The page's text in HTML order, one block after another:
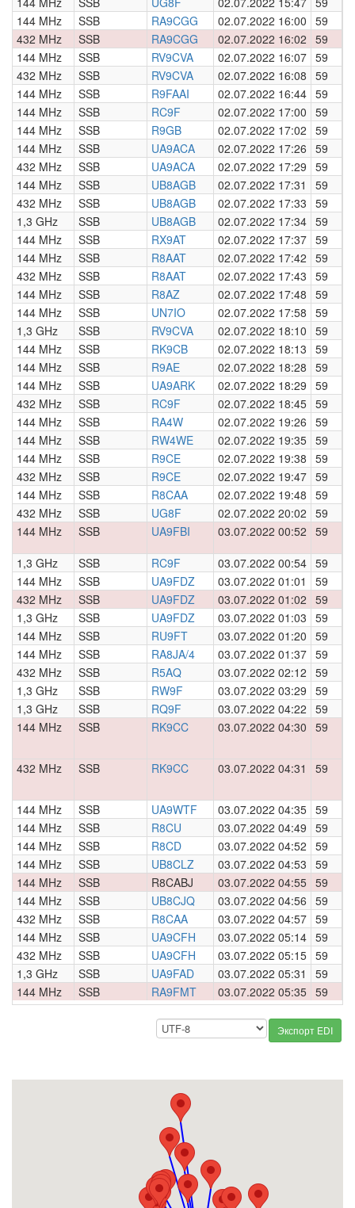
144 MHz
SSB RA9CGG 02.07.2022 16:00 59
432 MHz
SSB RA9CGG 02.07.2022 16:02 59
144 MHz
SSB RV9CVA 02.07.2022 16:07 59
432 MHz
SSB RV9CVA 02.07.2022 16:08 59
144 MHz
SSB R9FAAI 02.07.2022 16:44 59
144 MHz
SSB RC9F 02.07.2022 17:00 59
144 MHz
SSB R9GB 02.07.2022 17:02 59
144 MHz
SSB UA9ACA 02.07.2022 17:26 59
432 MHz
SSB UA9ACA 02.07.2022 17:29 59
144 MHz
SSB UB8AGB 02.07.2022 17:31 59
432 MHz
SSB UB8AGB 02.07.2022 17:33 59
1,3 GHz
SSB UB8AGB 02.07.2022 17:34 59
144 MHz
SSB RX9AT 02.07.2022 17:37 59
144 MHz
SSB R8AAT 02.07.2022 17:42 59
432 MHz
SSB R8AAT 02.07.2022 17:43 59
144 MHz
SSB R8AZ 02.07.2022 17:48 59
144 MHz
SSB UN7IO 02.07.2022 17:58 59
1,3 GHz
SSB RV9CVA 02.07.2022 18:10 59
144 MHz
SSB RK9CB 02.07.2022 18:13 59
144 MHz
SSB R9AE 02.07.2022 18:28 59
144 MHz
SSB UA9ARK 02.07.2022 18:29 59
432 MHz
SSB RC9F 02.07.2022 18:45 59
144 MHz
SSB RA4W 02.07.2022 19:26 59
144 MHz
SSB RW4WE 02.07.2022 19:35 59
144 MHz
SSB R9CE 02.07.2022 19:38 59
432 MHz
SSB R9CE 02.07.2022 19:47 59
144 MHz
SSB R8CAA 02.07.2022 19:48 59
432 MHz
SSB UG8F 02.07.2022 20:02 59
144 MHz
SSB UA9FBI 03.07.2022 00:52 59
1,3 GHz
SSB RC9F 03.07.2022 00:54 59
144 MHz
SSB UA9FDZ 03.07.2022 01:01 59
432 MHz
SSB UA9FDZ 03.07.2022 01:02 59
1,3 GHz
SSB UA9FDZ 03.07.2022 01:03 59
144 MHz
SSB RU9FT 03.07.2022 01:20 59
144 MHz
SSB RA8JA/4 03.07.2022 01:37 59
432 MHz
SSB R5AQ 03.07.2022 02:12 59
1,3 GHz
SSB RW9F 03.07.2022 03:29 59
1,3 GHz
SSB RQ9F 03.07.2022 04:22 59
144 MHz
SSB RK9CC 03.07.2022 04:30 59
432 MHz SSB RK9CC 03.07.2022 04:31 59
144 MHz SSB UA9WTF 03.07.2022 04:35 59
144 MHz
SSB R8CU 03.07.2022 04:49 59
144 MHz
SSB R8CD 03.07.2022 04:52 59
144 MHz
SSB UB8CLZ 03.07.2022 04:53 59
144 MHz
SSB R8CABJ 03.07.2022 04:55 59
144 MHz
SSB UB8CJQ 03.07.2022 04:56 59
432 MHz
SSB R8CAA 03.07.2022 04:57 59
144 MHz
SSB UA9CFH 03.07.2022 05:14 59
432 MHz
SSB UA9CFH 03.07.2022 05:15 59
1,3 GHz
SSB UA9FAD 03.07.2022 05:31 59
144 MHz
SSB RA9FMT 03.07.2022 05:35 59
Экспорт EDI